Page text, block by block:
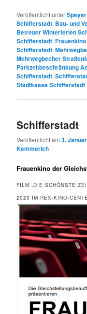
Veröffentlicht unter
Schifferstadt, Bau- und
Betreuer Winterferien
Schifferstadt,
Schifferstadt,
Mehrwegbecher
Parkzeitbeschränkung
Schifferstadt,
Stadtkasse Schifferstadt
Schifferstadt
Veröffentlicht am3.
Kemmerich
Frauenkino der
FILM „DIE SCHÖNSTE
2020 IM REX-KINO-